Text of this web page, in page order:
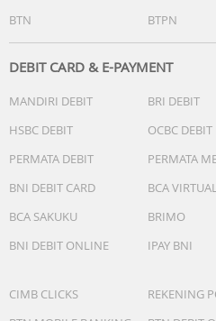
BTN
BTPN
DEBIT CARD & E-PAYMENT
MANDIRI DEBIT BRI DEBIT
HSBC DEBIT
OCBC DEBIT
PERMATA DEBIT
PERMATA
BNI DEBIT CARD
BCA
BCA SAKUKU
BRIMO
BNI DEBIT ONLINE
IPAY BNI
CIMB CLICKS
REKENING